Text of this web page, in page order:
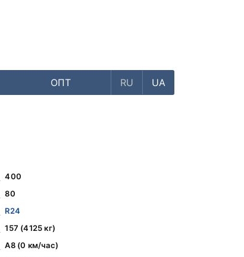
ОПТ RU UA
400
80
R24
157 (4125 кг)
A8 (0 км/час)